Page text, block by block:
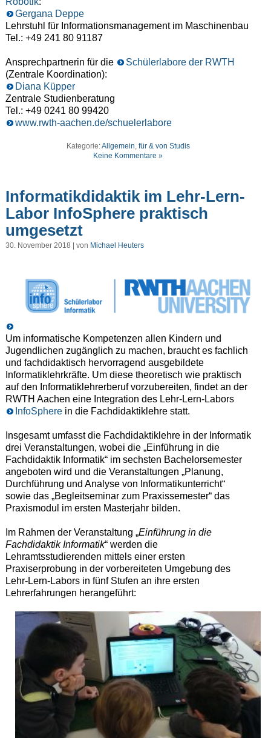
Gergana Deppe
Lehrstuhl für Informationsmanagement im Maschinenbau
Tel.: +49 241 80 91187
Ansprechpartnerin für die
Schülerlabore der RWTH
(Zentrale Koordination):
Diana Küpper
Zentrale Studienberatung
Tel.: +49 0241 80 99420
www.rwth-aachen.de/schuelerlabore
Kategorie:Allgemein, für & von Studis
Keine Kommentare »
Informatikdidaktik im Lehr-Lern-
Labor InfoSphere praktisch
umgesetzt
30. November 2018 | von Michael Heuters
Um informatische Kompetenzen allen Kindern und
Jugendlichen zugänglich zu machen, braucht es fachlich
und fachdidaktisch hervorragend ausgebildete
Informatiklehrkräfte. Um diese theoretisch wie praktisch
auf den Informatiklehrerberuf vorzubereiten, findet an der
RWTH Aachen eine Integration des Lehr-Lern-Labors
InfoSpherein die Fachdidaktiklehre statt.
Insgesamt umfasst die Fachdidaktiklehre in der Informatik
drei Veranstaltungen, wobei die „Einführung in die
Fachdidaktik Informatik“ im sechsten Bachelorsemester
angeboten wird und die Veranstaltungen „Planung,
Durchführung und Analyse von Informatikunterricht“
sowie das „Begleitseminar zum Praxissemester“ das
Praxismodul im ersten Masterjahr bilden.
Im Rahmen der Veranstaltung „Einführung in die
Fachdidaktik Informatik“ werden die
Lehramtsstudierenden mittels einer ersten
Praxiserprobung in der vorbereiteten Umgebung des
Lehr-Lern-Labors in fünf Stufen an ihre ersten
Lehrerfahrungen herangeführt: